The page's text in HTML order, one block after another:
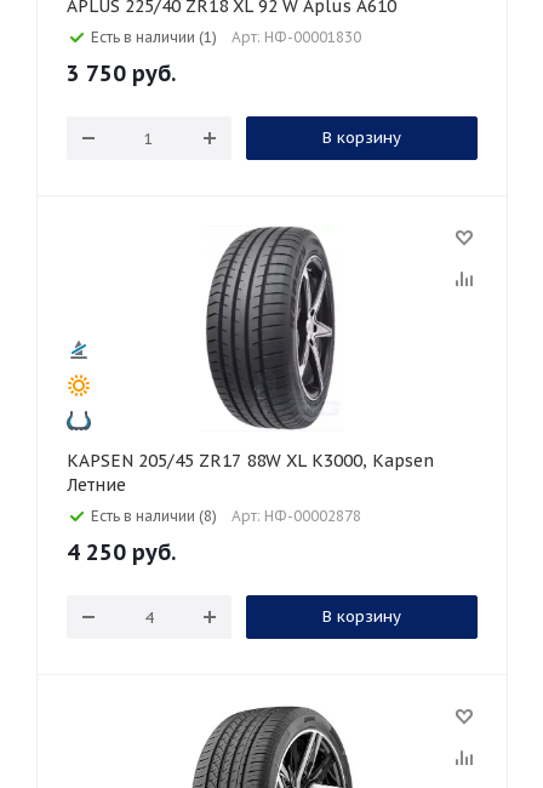
APLUS 225/40 ZR18 XL 92 W Aplus A610
Есть в наличии (1) Арт: НФ-00001830
3 750 руб.
В корзину
KAPSEN 205/45 ZR17 88W XL K3000, Kapsen
Летние
Есть в наличии (8) Арт: НФ-00002878
4 250 руб.
В корзину